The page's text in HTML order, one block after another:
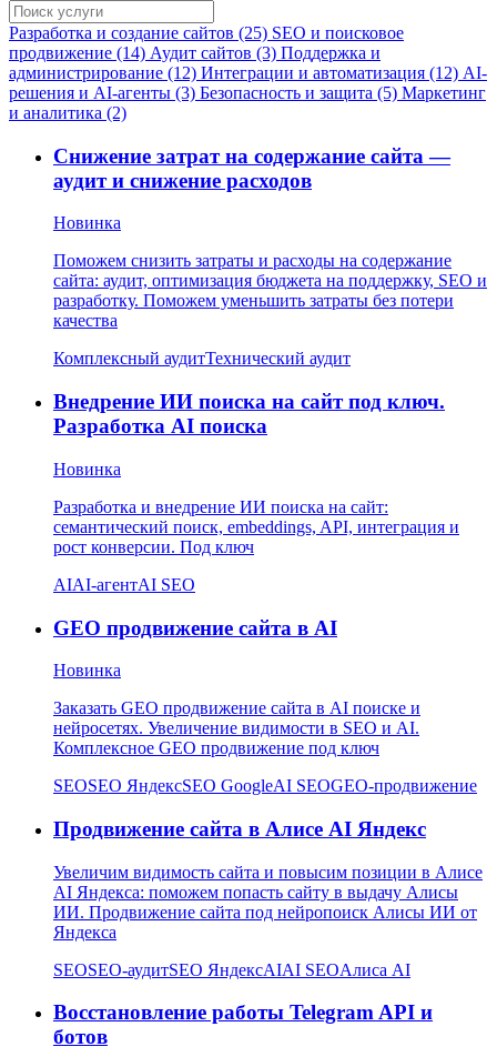
Разработка и создание сайтов (25) SEO и поисковое
продвижение (14) Аудит сайтов (3) Поддержка и
администрирование (12) Интеграции и автоматизация (12) AI-
решения и AI-агенты (3) Безопасность и защита (5) Маркетинг
и аналитика (2)
Снижение затрат на содержание сайта —
аудит и снижение расходов
Новинка
Поможем снизить затраты и расходы на содержание
сайта: аудит, оптимизация бюджета на поддержку, SEO и
разработку. Поможем уменьшить затраты без потери
качества
Комплексный аудитТехнический аудит
Внедрение ИИ поиска на сайт под ключ.
Разработка AI поиска
Новинка
Разработка и внедрение ИИ поиска на сайт:
семантический поиск, embeddings, API, интеграция и
рост конверсии. Под ключ
AIAI-агентAI SEO
GEO продвижение сайта в AI
Новинка
Заказать GEO продвижение сайта в AI поиске и
нейросетях. Увеличение видимости в SEO и AI.
Комплексное GEO продвижение под ключ
SEOSEO ЯндексSEO GoogleAI SEOGEO-продвижение
Продвижение сайта в Алисе AI Яндекс
Увеличим видимость сайта и повысим позиции в Алисе
AI Яндекса: поможем попасть сайту в выдачу Алисы
ИИ. Продвижение сайта под нейропоиск Алисы ИИ от
Яндекса
SEOSEO-аудитSEO ЯндексAIAI SEOАлиса AI
Восстановление работы Telegram API и
ботов